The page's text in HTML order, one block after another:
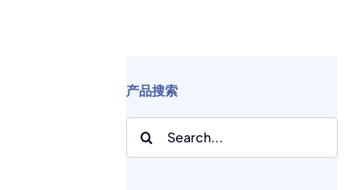
产品搜索
Search
for: